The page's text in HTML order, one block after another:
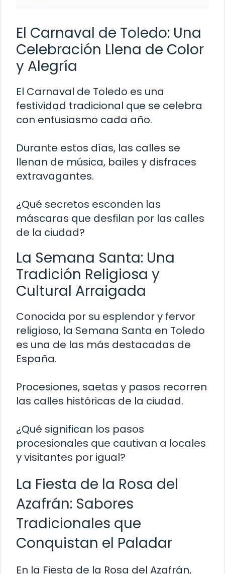
El Carnaval de Toledo: Una
Celebración Llena de Color
y Alegría
El Carnaval de Toledo es una
festividad tradicional que se celebra
con entusiasmo cada año.
Durante estos días, las calles se
llenan de música, bailes y disfraces
extravagantes.
¿Qué secretos esconden las
máscaras que desfilan por las calles
de la ciudad?
La Semana Santa: Una
Tradición Religiosa y
Cultural Arraigada
Conocida por su esplendor y fervor
religioso, la Semana Santa en Toledo
es una de las más destacadas de
España.
Procesiones, saetas y pasos recorren
las calles históricas de la ciudad.
¿Qué significan los pasos
procesionales que cautivan a locales
y visitantes por igual?
La Fiesta de la Rosa del
Azafrán: Sabores
Tradicionales que
Conquistan el Paladar
En la Fiesta de la Rosa del Azafrán,